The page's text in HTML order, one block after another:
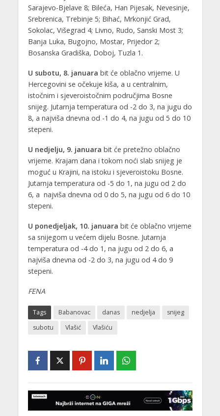
Sarajevo-Bjelave 8; Bileća, Han Pijesak, Nevesinje,
Srebrenica, Trebinje 5; Bihać, Mrkonjić Grad,
Sokolac, Višegrad 4; Livno, Rudo, Sanski Most 3;
Banja Luka, Bugojno, Mostar, Prijedor 2;
Bosanska Gradiška, Doboj, Tuzla 1.
U subotu, 8. januara bit će oblačno vrijeme. U
Hercegovini se očekuje kiša, a u centralnim,
istočnim i sjeveroistočnim područjima Bosne
snijeg. Jutarnja temperatura od -2 do 3, na jugu do
8, a najviša dnevna od -1 do 4, na jugu od 5 do 10
stepeni.
U nedjelju, 9. januara bit će pretežno oblačno
vrijeme. Krajam dana i tokom noći slab snijeg je
moguć u Krajini, na istoku i sjeveroistoku Bosne.
Jutarnja temperatura od -5 do 1, na jugu od 2 do
6, a najviša dnevna od 0 do 5, na jugu od 6 do 10
stepeni.
U ponedjeljak, 10. januara bit će oblačno vrijeme
sa snijegom u većem dijelu Bosne. Jutarnja
temperatura od -4 do 1, na jugu od 2 do 6, a
najviša dnevna od -2 do 3, na jugu od 4 do 9
stepeni.
FENA
Tags Babanovac danas nedjelja
snijeg
subotu
Vlašić Vlašiću